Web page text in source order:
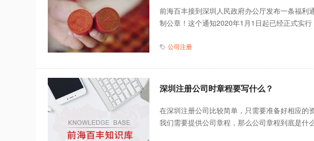
前海百丰接到深圳人民政府办公厅发布一条福利
制公章！这个通知2020年1月1日起已经正式实
公司注册
深圳注册公司时章程要写什么？
在深圳注册公司比较简单，只需要准备好相应
我们需要提供公司章程，那么公司章程到底是什